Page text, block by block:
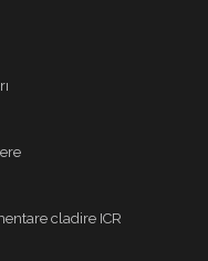
cladire ICR